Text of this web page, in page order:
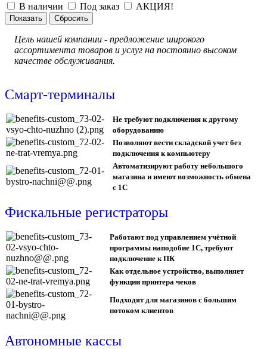
В наличии
Под заказ АКЦИЯ!
Цель нашей компании - предложение широкого
ассортимента товаров и услуг на постоянно высоком
качестве обслуживания.
Смарт-терминалы
Не требуют подключения к другому
оборудованию
Позволяют вести складской учет без
подключения к компьютеру
Автоматизируют работу небольшого
магазина и имеют возможность обмена
с 1С
Фискальные регистраторы
Работают под управлением учётной
программы наподобие 1С, требуют
подключение к ПК
Как отдельное устройство, выполняет
функции принтера чеков
Подходят для магазинов с большим
потоком клиентов
Автономные кассы